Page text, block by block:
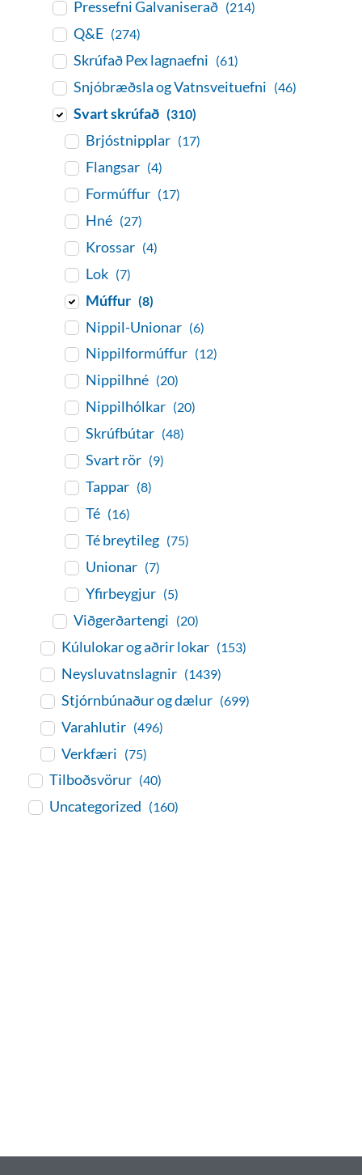
Pressefni Galvaniserað (214)
Q&E (274)
Skrúfað Pex lagnaefni (61)
Snjóbræðsla og Vatnsveituefni (46)
Svart skrúfað (310)
Brjóstnipplar (17)
Flangsar (4)
Formúffur (17)
Hné (27)
Krossar (4)
Lok (7)
Múffur (8)
Nippil-Unionar (6)
Nippilformúffur (12)
Nippilhné (20)
Nippilhólkar (20)
Skrúfbútar (48)
Svart rör (9)
Tappar (8)
Té (16)
Té breytileg (75)
Unionar (7)
Yfirbeygjur (5)
Viðgerðartengi (20)
Kúlulokar og aðrir lokar (153)
Neysluvatnslagnir (1439)
Stjórnbúnaður og dælur (699)
Varahlutir (496)
Verkfæri (75)
Tilboðsvörur (40)
Uncategorized (160)